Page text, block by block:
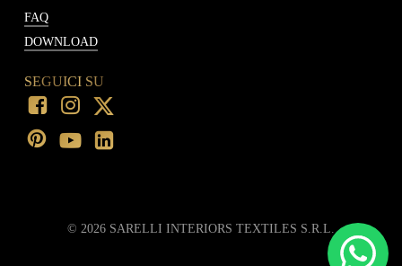
FAQ
DOWNLOAD
SEGUICI SU
© 2026SARELLI INTERIORS TEXTILES S.R.L.